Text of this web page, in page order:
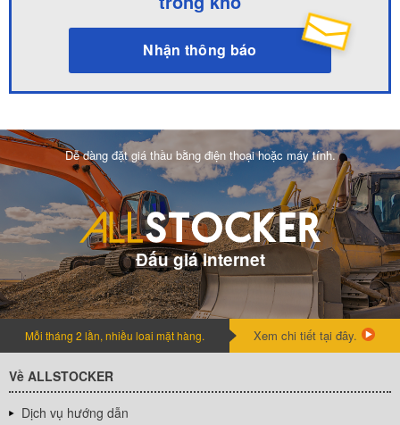
Nhận thông báo
Dễ dàng đặt giá thầu bằng điện thoại hoặc máy tính.
Đấu giá internet
Mỗi tháng 2 lần, nhiều loai mặt hàng. Xem chi tiết tại đây.
Về ALLSTOCKER
Dịch vụ hướng dẫn